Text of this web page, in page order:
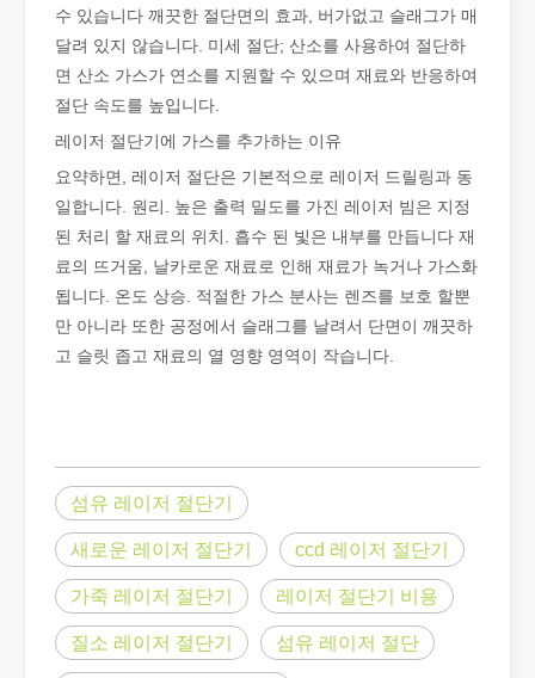
튜브 레이저 절단이란 무엇입니까?
튜브 레이저 절단은 빠르게 발전하는 제조 산업의 핵심 기술입니
작업 파트너를 선택하는 방법: 레이저 절단기
레이저 절단 금속은 금속 가공에 널리 사용되는 정밀 방법입니다.
수 있습니다 깨끗한 절단면의 효과, 버가없고 슬래그가 매
달려 있지 않습니다. 미세 절단; 산소를 사용하여 절단하
면 산소 가스가 연소를 지원할 수 있으며 재료와 반응하여
절단 속도를 높입니다.
레이저 절단기에 가스를 추가하는 이유
요약하면, 레이저 절단은 기본적으로 레이저 드릴링과 동
일합니다. 원리. 높은 출력 밀도를 가진 레이저 빔은 지정
된 처리 할 재료의 위치. 흡수 된 빛은 내부를 만듭니다 재
료의 뜨거움, 날카로운 재료로 인해 재료가 녹거나 가스화
됩니다. 온도 상승. 적절한 가스 분사는 렌즈를 보호 할뿐
만 아니라 또한 공정에서 슬래그를 날려서 단면이 깨끗하
고 슬릿 좁고 재료의 열 영향 영역이 작습니다.
섬유 레이저 절단기
새로운 레이저 절단기 ccd 레이저 절단기
가죽 레이저 절단기 레이저 절단기 비용
질소 레이저 절단기 섬유 레이저 절단